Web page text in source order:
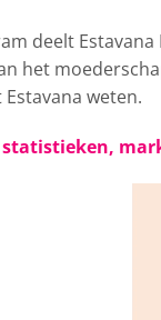
deelt
het
weten.
statistieken,